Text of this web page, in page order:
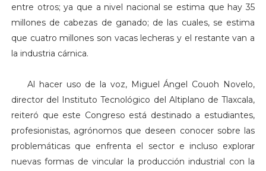
entre otros; ya que a nivel nacional se estima que hay 35
millones de cabezas de ganado; de las cuales, se estima
que cuatro millones son vacas lecheras y el restante van a
la industria cárnica.
Al hacer uso de la voz, Miguel Ángel Couoh Novelo,
director del Instituto Tecnológico del Altiplano de Tlaxcala,
reiteró que este Congreso está destinado a estudiantes,
profesionistas, agrónomos que deseen conocer sobre las
problemáticas que enfrenta el sector e incluso explorar
nuevas formas de vincular la producción industrial con la